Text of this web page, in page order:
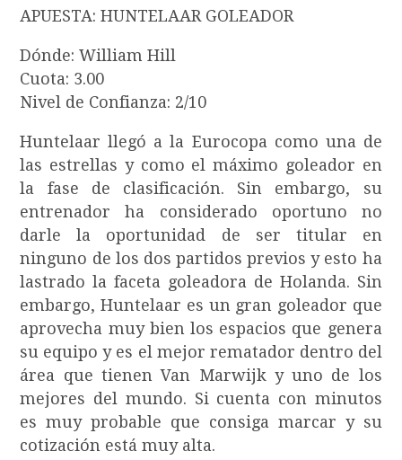
APUESTA: HUNTELAAR GOLEADOR
Dónde: William Hill
Cuota: 3.00
Nivel de Confianza: 2/10
Huntelaar llegó a la Eurocopa como una de
las estrellas y como el máximo goleador en
la fase de clasificación. Sin embargo, su
entrenador ha considerado oportuno no
darle la oportunidad de ser titular en
ninguno de los dos partidos previos y esto ha
lastrado la faceta goleadora de Holanda. Sin
embargo, Huntelaar es un gran goleador que
aprovecha muy bien los espacios que genera
su equipo y es el mejor rematador dentro del
área que tienen Van Marwijk y uno de los
mejores del mundo. Si cuenta con minutos
es muy probable que consiga marcar y su
cotización está muy alta.